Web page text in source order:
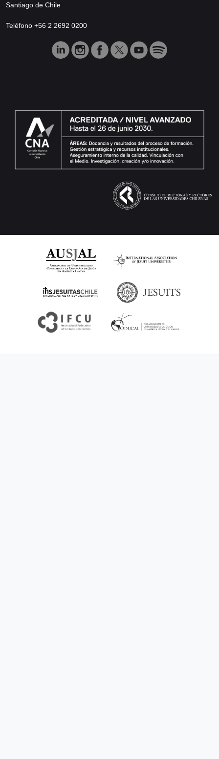
Santiago de Chile
Teléfono +56 2 2692 0200